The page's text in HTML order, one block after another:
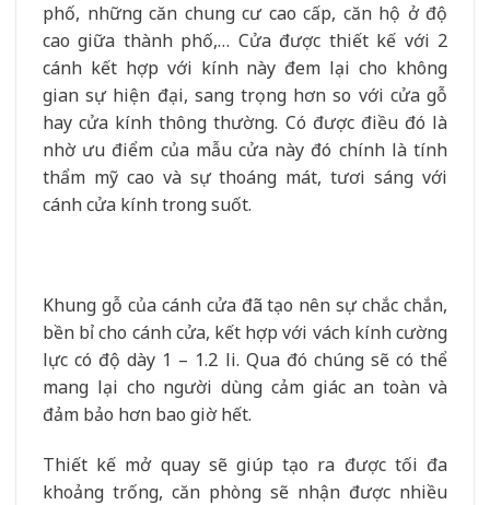
phố, những căn chung cư cao cấp, căn hộ ở độ
cao giữa thành phố,… Cửa được thiết kế với 2
cánh kết hợp với kính này đem lại cho không
gian sự hiện đại, sang trọng hơn so với cửa gỗ
hay cửa kính thông thường. Có được điều đó là
nhờ ưu điểm của mẫu cửa này đó chính là tính
thẩm mỹ cao và sự thoáng mát, tươi sáng với
cánh cửa kính trong suốt.
Khung gỗ của cánh cửa đã tạo nên sự chắc chắn,
bền bỉ cho cánh cửa, kết hợp với vách kính cường
lực có độ dày 1 – 1.2 li. Qua đó chúng sẽ có thể
mang lại cho người dùng cảm giác an toàn và
đảm bảo hơn bao giờ hết.
Thiết kế mở quay sẽ giúp tạo ra được tối đa
khoảng trống, căn phòng sẽ nhận được nhiều